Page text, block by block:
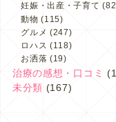
妊娠・出産・子育て
動物 (115)
グルメ (247)
ロハス (118)
お洒落 (19)
治療の感想・口コミ
未分類 (167)